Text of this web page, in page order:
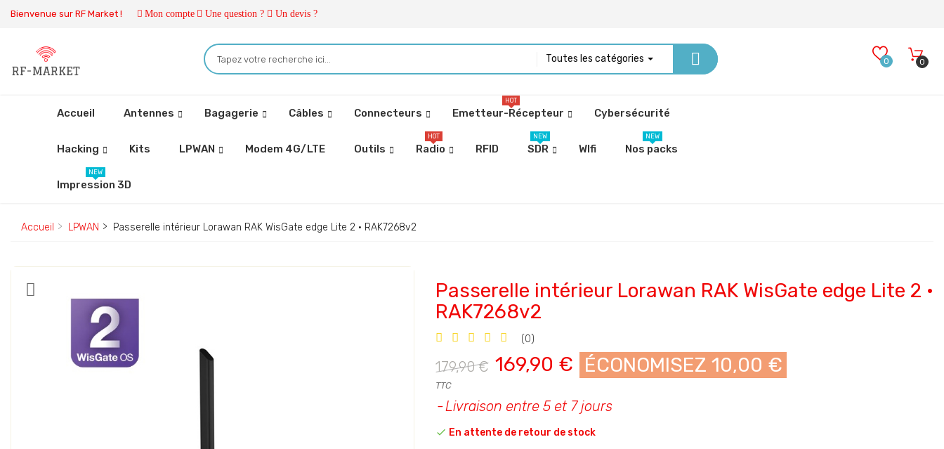
Bienvenue sur RF Market ! Mon compte Une question ? Un devis ?
Toutes les catégories 0 0
Accueil Antennes Bagagerie Câbles Connecteurs Emetteur-Récepteur
HOT
Cybersécurité
Hacking Kits LPWAN Modem 4G/LTE Outils Radio
HOT
RFID SDR
NEW
WIfi Nos packs
NEW
Impression 3D
NEW
Accueil LPWAN Passerelle intérieur Lorawan RAK WisGate edge Lite 2 · RAK7268v2
Passerelle intérieur Lorawan RAK WisGate edge Lite 2 ·
RAK7268v2
(0)
179,90 € 169,90 € ÉCONOMISEZ 10,00 €
TTC
Livraison entre 5 et 7 jours
 En attente de retour de stock